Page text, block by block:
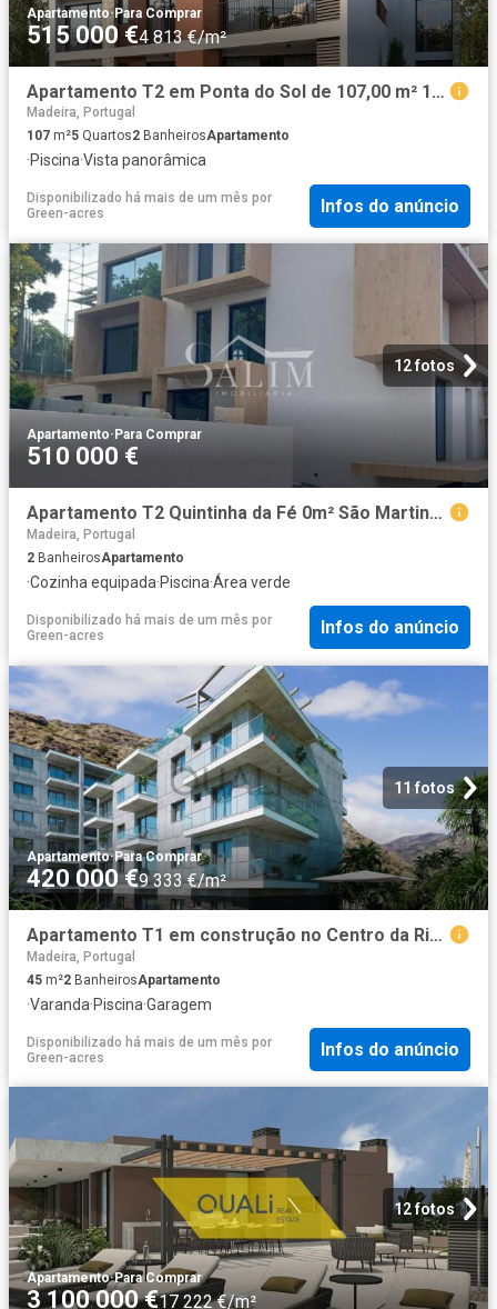
Apartamento·Para Comprar
515 000 €4 813 €/m²
Apartamento T2 em Ponta do Sol de 107,00 m² 107m² Ponta Do Sol
Madeira, Portugal
107 m²5 Quartos2 BanheirosApartamento
·Piscina·Vista panorâmica
Disponibilizado há mais de um mês por
Green-acres
Infos do anúncio
12 fotos
Apartamento· Para Comprar
510 000 €
Apartamento T2 Quintinha da Fé 0m² São Martinho
Madeira, Portugal
2 BanheirosApartamento
·Cozinha equipada·Piscina·Área verde
Disponibilizado há mais de um mês por
Green-acres
Infos do anúncio
11 fotos
Apartamento·Para Comprar
420 000 €9 333 €/m²
Apartamento T1 em construção no Centro da Ribeira Brava, Mad. 45m² Ribeira Brava
Madeira, Portugal
45 m²2 BanheirosApartamento
·Varanda·Piscina·Garagem
Disponibilizado há mais de um mês por
Green-acres
Infos do anúncio
12 fotos
Apartamento·Para Comprar
3 100 000 €17 222 €/m²